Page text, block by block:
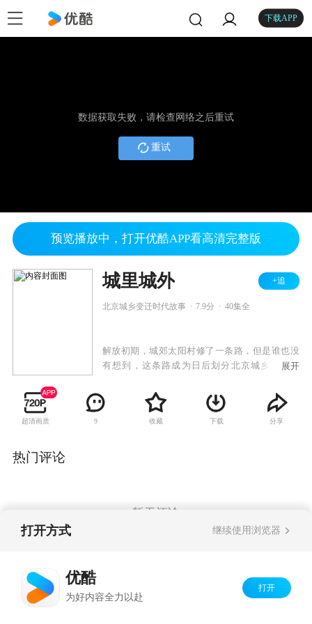
下载APP
数据获取失败，请检查网络之后重试
重试
预览播放中，打开优酷APP看高清完整版
城里城外 +追
北京城乡变迁时代故事 7.9分 40集全
解放初期，城郊太阳村修了一条路，但是谁也没
有想到，这条路成为日后划分北京城乡的分界
种地，做农民。商品粮、农业粮、户口本这些仿
佛已经没那么重要的东西被再次提起，一个小本
子，改变了几代人的命运。
展开
超清画质 9 收藏 下载 分享
热门评论
暂无评论
打开方式 继续使用浏览器
优酷
为好内容全力以赴
打开